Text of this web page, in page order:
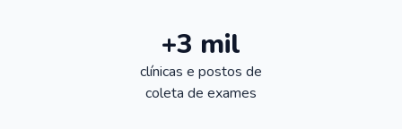
+3 mil
clínicas e postos de
coleta de exames